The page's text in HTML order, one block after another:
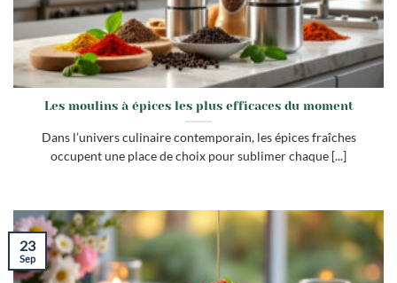
Les moulins à épices les plus efficaces du moment
Dans l’univers culinaire contemporain, les épices fraîches
occupent une place de choix pour sublimer chaque [...]
23
Sep